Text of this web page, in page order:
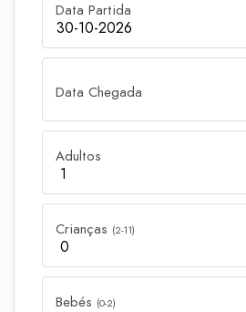
Data Partida
Data Chegada
Adultos
Crianças (2-11)
Bebés (0-2)